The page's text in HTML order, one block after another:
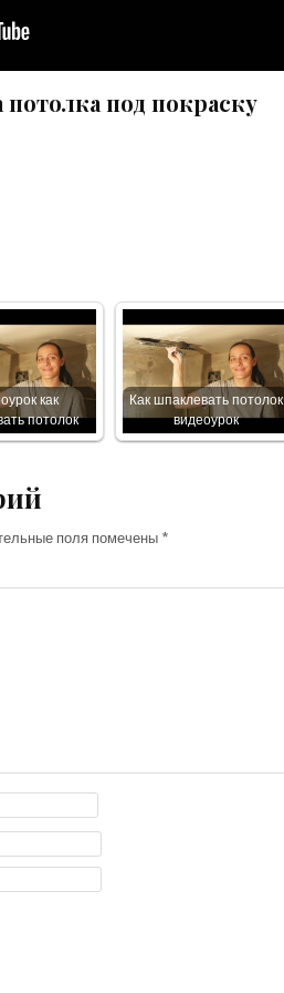
под покраску
как
потолок
Как шпаклевать потолок
видеоурок
поля помечены *